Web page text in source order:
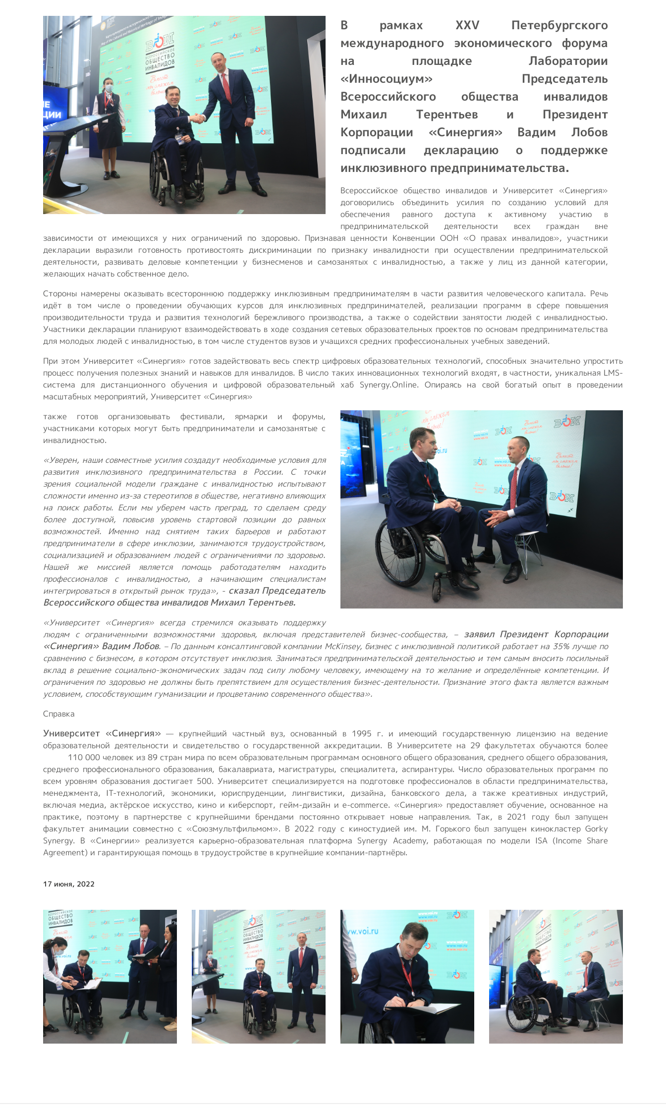
Вступить в ВОИ
Устав ВОИ
Мы в рабочих
группах
Отчеты
Ежегодный обзор
деятельности ВОИ
Полезный опыт
Образование и
активный образ
жизни
Ответы на часто
задаваемые
вопросы
Опросы ВОИ
Бесплатная
юридическая
помощь инвалидам
в РФ
первичной ячейке
(организации) ВОИ
Положения и
регламенты
Концепция
реабилитационного
центра
Опросы ВЦИОМ
В рамках XXV Петербургского
международного экономического форума
на площадке Лаборатории
«Инносоциум» Председатель
Всероссийского общества инвалидов
Михаил Терентьев и Президент
Корпорации «Синергия» Вадим Лобов
подписали декларацию о поддержке
инклюзивного предпринимательства.
Всероссийское общество инвалидов и Университет «Синергия»
договорились объединить усилия по созданию условий для
обеспечения равного доступа к активному участию в
предпринимательской деятельности всех граждан вне
зависимости от имеющихся у них ограничений по здоровью. Признавая ценности Конвенции ООН «О правах инвалидов», участники
декларации выразили готовность противостоять дискриминации по признаку инвалидности при осуществлении предпринимательской
деятельности, развивать деловые компетенции у бизнесменов и самозанятых с инвалидностью, а также у лиц из данной категории,
желающих начать собственное дело.
Стороны намерены оказывать всестороннюю поддержку инклюзивным предпринимателям в части развития человеческого капитала. Речь
идёт в том числе о проведении обучающих курсов для инклюзивных предпринимателей, реализации программ в сфере повышения
производительности труда и развития технологий бережливого производства, а также о содействии занятости людей с инвалидностью.
Участники декларации планируют взаимодействовать в ходе создания сетевых образовательных проектов по основам предпринимательства
для молодых людей с инвалидностью, в том числе студентов вузов и учащихся средних профессиональных учебных заведений.
При этом Университет «Синергия» готов задействовать весь спектр цифровых образовательных технологий, способных значительно упростить
процесс получения полезных знаний и навыков для инвалидов. В число таких инновационных технологий входят, в частности, уникальная LMS-
система для дистанционного обучения и цифровой образовательный хаб Synergy.Online. Опираясь на свой богатый опыт в проведении
масштабных мероприятий, Университет «Синергия»
также готов организовывать фестивали, ярмарки и форумы,
участниками которых могут быть предприниматели и самозанятые с
инвалидностью.
«Уверен, наши совместные усилия создадут необходимые условия для
развития инклюзивного предпринимательства в России. С точки
зрения социальной модели граждане с инвалидностью испытывают
сложности именно из-за стереотипов в обществе, негативно влияющих
на поиск работы. Если мы уберем часть преград, то сделаем среду
более доступной, повысив уровень стартовой позиции до равных
возможностей. Именно над снятием таких барьеров и работают
предприниматели в сфере инклюзии, занимаются трудоустройством,
социализацией и образованием людей с ограничениями по здоровью.
Нашей же миссией являетсяпомощь работодателям находить
профессионалов с инвалидностью, а начинающим специалистам
интегрироваться в открытый рынок труда», - сказал Председатель
Всероссийского общества инвалидов Михаил Терентьев.
«Университет «Синергия» всегда стремился оказывать поддержку
людям с ограниченными возможностями здоровья, включая представителей бизнес-сообщества, – заявил Президент Корпорации
«Синергия» Вадим Лобов. – По данным консалтинговой компании McKinsey, бизнес с инклюзивной политикой работает на 35% лучше по
сравнению с бизнесом, в котором отсутствует инклюзия. Заниматься предпринимательской деятельностью и тем самым вносить посильный
вклад в решение социально‑экономических задач под силу любому человеку, имеющему на то желание и определённые компетенции. И
ограничения по здоровью не должны быть препятствием для осуществления бизнес-деятельности. Признание этого факта является важным
условием, способствующим гуманизации и процветанию современного общества».
Справка
Университет «Синергия» — крупнейший частный вуз, основанный в 1995 г. и имеющий государственную лицензию на ведение
образовательной деятельности и свидетельство о государственной аккредитации. В Университете на 29 факультетах обучаются более
110 000 человек из 89 стран мира по всем образовательным программам основного общего образования, среднего общего образования,
среднего профессионального образования, бакалавриата, магистратуры, специалитета, аспирантуры. Число образовательных программ по
всем уровням образования достигает 500. Университет специализируется на подготовке профессионалов в области предпринимательства,
менеджмента, IT-технологий, экономики, юриспруденции, лингвистики, дизайна, банковского дела, а также креативных индустрий,
включая медиа, актёрское искусство, кино и киберспорт, гейм-дизайн и e-commerce. «Синергия» предоставляет обучение, основанное на
практике, поэтому в партнерстве с крупнейшими брендами постоянно открывает новые направления. Так, в 2021 году был запущен
факультет анимации совместно с «Союзмультфильмом». В 2022 году с киностудией им. М. Горького был запущен кинокластер Gorky
Synergy. В «Синергии» реализуется карьерно-образовательная платформа Synergy Academy, работающая по модели ISA (Income Share
Agreement) и гарантирующая помощь в трудоустройстве в крупнейшие компании-партнёры.
17 июня, 2022